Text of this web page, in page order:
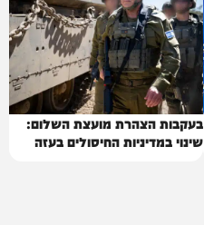
בעקבות הצהרת מועצת השלום:
שינוי במדיניות החיסולים בעזה